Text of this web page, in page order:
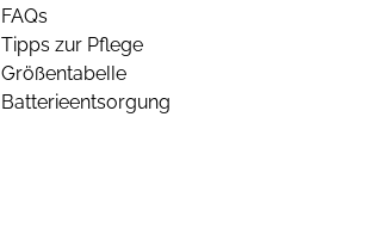
FAQs
Tipps zur Pflege
Größentabelle
Batterieentsorgung